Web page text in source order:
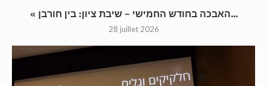
« האבכה בחודש החמישי – שיבת ציון: בין חורבן...
28 juillet 2026